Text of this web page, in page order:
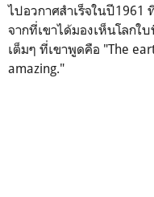
ไปอวกาศสำเร็จในปี1961
จากที่เขาได้มองเห็นโลกใ
เต็มๆ ที่เขาพูดคือ "The
amazing."